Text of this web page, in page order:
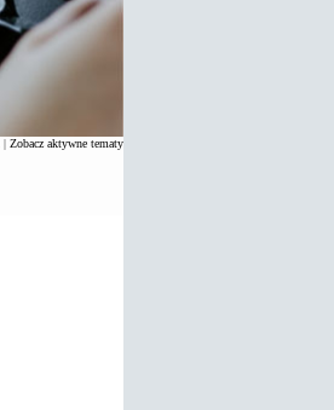
| Zobacz aktywne tematy